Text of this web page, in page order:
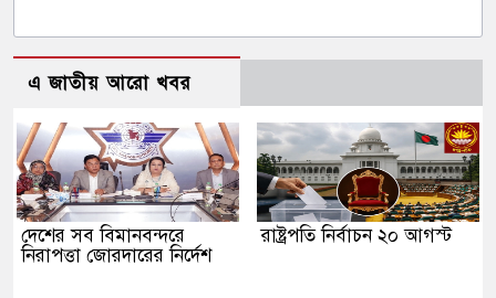
এ জাতীয় আরো খবর
দেশের সব বিমানবন্দরে
নিরাপত্তা জোরদারের নির্দেশ
রাষ্ট্রপতি নির্বাচন ২০ আগস্ট